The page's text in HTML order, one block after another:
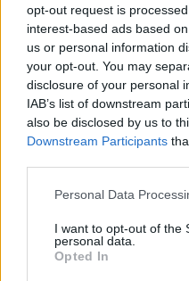
opt-out request is
interest-based ads based
us or personal information
your opt-out. You may
disclosure of your personal
IAB’s list of downstream
also be disclosed by us to
Downstream Participants
Personal Data
I want to opt-out of the
personal data.
Opted In
βλεφαρίδες, ή αν
μπορείς να επιλέξεις
εύκολες στην
κόλλα.